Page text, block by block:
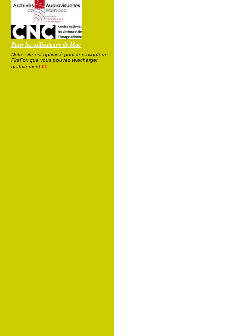
Pour les utilisateurs de Mac
Notre site est optimisé pour le navigateur
FireFox que vous pouvez télécharger
gratuitement ici